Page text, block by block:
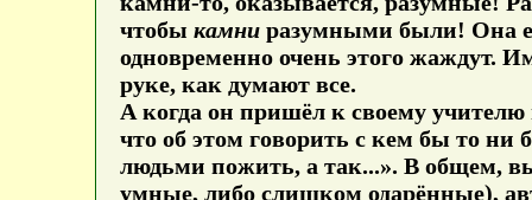
чтобы камни разумными были! Она
одновременно очень этого жаждут.
руке, как думают все.
А когда он пришёл к своему учителю
что об этом говорить с кем бы то
людьми пожить, а так...». В общем,
умные, либо слишком одарённые),